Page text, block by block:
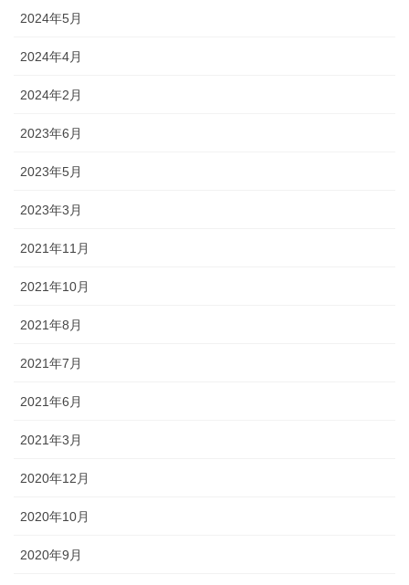
2024年5月
2024年4月
2024年2月
2023年6月
2023年5月
2023年3月
2021年11月
2021年10月
2021年8月
2021年7月
2021年6月
2021年3月
2020年12月
2020年10月
2020年9月